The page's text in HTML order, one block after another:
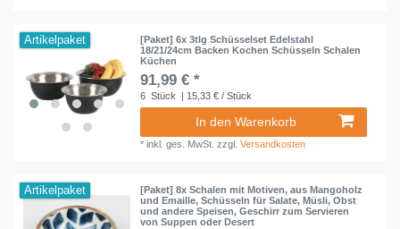
Artikelpaket
[Paket] 6x 3tlg Schüsselset Edelstahl
18/21/24cm Backen Kochen Schüsseln Schalen
Küchen
91,99 € *
6 Stück | 15,33 € / Stück
In den Warenkorb
*inkl. ges. MwSt. zzgl.Versandkosten
Artikelpaket
[Paket] 8x Schalen mit Motiven, aus Mangoholz
und Emaille, Schüsseln für Salate, Müsli, Obst
und andere Speisen, Geschirr zum Servieren
von Suppen oder Desert